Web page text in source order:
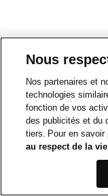
Nous
Nos partenaires et
technologies
fonction de vos
des publicités et du
tiers. Pour en
au respect de la